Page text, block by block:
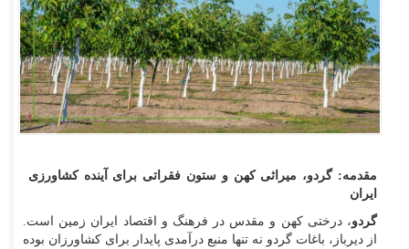
مقدمه: گردو، میراثی کهن و ستون فقراتی برای آینده کشاورزی
ایران
گردو، درختی کهن و مقدس در فرهنگ و اقتصاد ایران زمین است.
از دیرباز، باغات گردو نه تنها منبع درآمدی پایدار برای کشاورزان بوده‌